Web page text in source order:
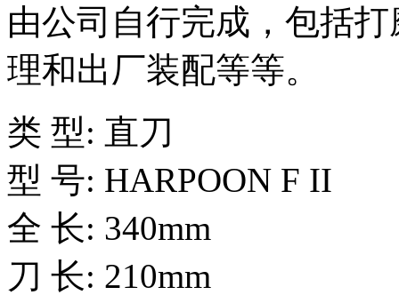
由公司自行完成，包括
理和出厂装配等等。
类 型: 直刀
型 号: HARPOON F II
全 长: 340mm
刀 长: 210mm